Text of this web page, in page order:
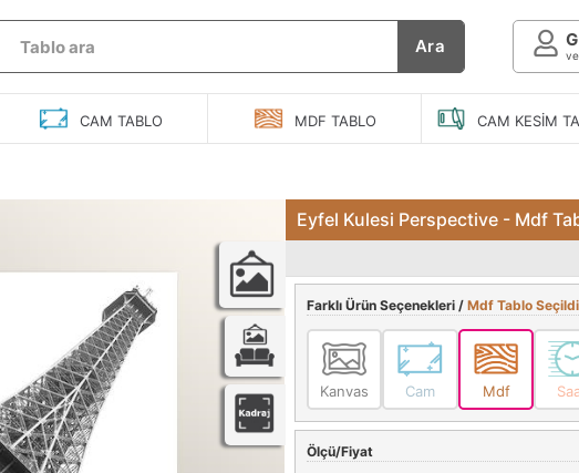
Ara
CAM TABLO MDF TABLO CAM KESIM
Eyfel Kulesi Perspective - Mdf
Farklı Ürün Seçenekleri / Mdf Tablo Seçildi
Kanvas Cam Mdf
Ölçü/Fiyat